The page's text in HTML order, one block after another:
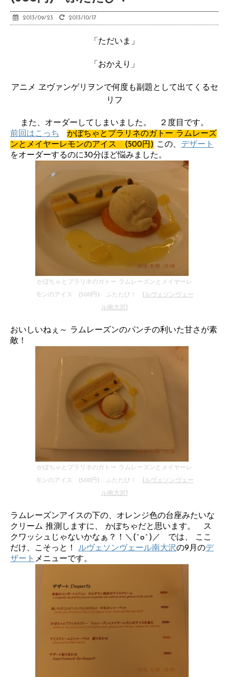
2013/09/23 2013/10/17
「ただいま」
「おかえり」
アニメ ヱヴァンゲリヲンで何度も副題として出てくるセ
リフ
また、オーダーしてしまいました。 ２度目です。
前回はこっち
かぼちゃとプラリネのガトー ラムレーズ
ンとメイヤーレモンのアイス (500円) この、 デザート
をオーダーするのに30分ほど悩みました。
かぼちゃとプラリネのガトー ラムレーズンとメイヤーレ
モンのアイス (500円) ふたたび！ [ ルヴェソンヴェー
ル南大沢
おいしいねぇ～ ラムレーズンのパンチの利いた甘さが素
敵！
かぼちゃとプラリネのガトー ラムレーズンとメイヤーレ
モンのアイス (500円) ふたたび！ [ ルヴェソンヴェー
ル南大沢
ラムレーズンアイスの下の、オレンジ色の台座みたいな
クリーム 推測しますに、 かぼちゃだと思います。 ス
クワッシュじゃないかなぁ？！＼(^o^)／ では、 ここ
だけ、こそっと！ ルヴェソンヴェール南大沢の9月のデ
ザート メニューです。